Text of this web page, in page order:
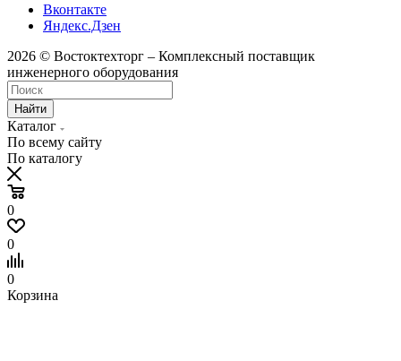
Вконтакте
Яндекс.Дзен
2026 © Востоктехторг – Комплексный поставщик
инженерного оборудования
Найти
Каталог
По всему сайту
По каталогу
0
0
0
Корзина